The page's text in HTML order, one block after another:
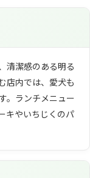
清潔感のある明る
店内では、愛犬も
。ランチメニュー
キやいちじくのパ